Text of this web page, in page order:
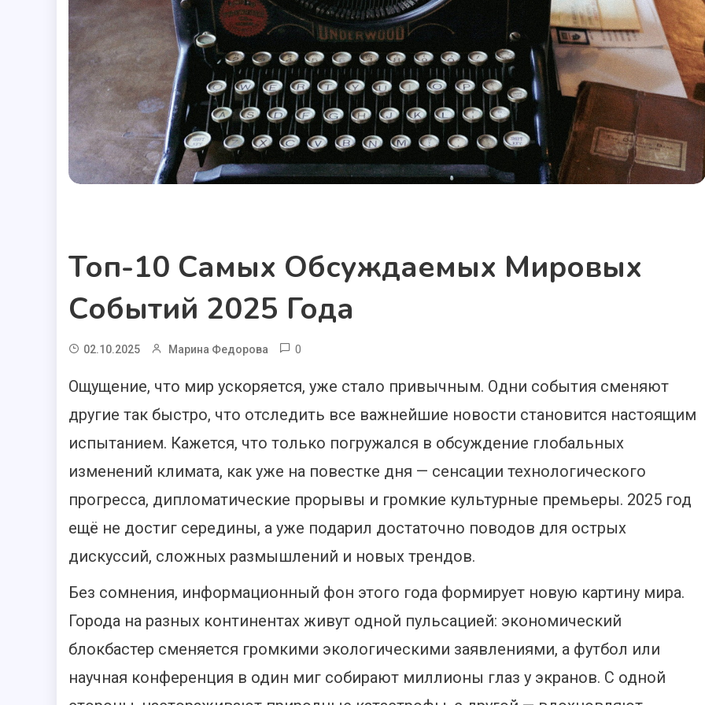
Топ-10 Самых Обсуждаемых Мировых
Событий 2025 Года
02.10.2025 Марина Федорова 0
Ощущение, что мир ускоряется, уже стало привычным. Одни события сменяют
другие так быстро, что отследить все важнейшие новости становится настоящим
испытанием. Кажется, что только погружался в обсуждение глобальных
изменений климата, как уже на повестке дня — сенсации технологического
прогресса, дипломатические прорывы и громкие культурные премьеры. 2025 год
ещё не достиг середины, а уже подарил достаточно поводов для острых
дискуссий, сложных размышлений и новых трендов.
Без сомнения, информационный фон этого года формирует новую картину мира.
Города на разных континентах живут одной пульсацией: экономический
блокбастер сменяется громкими экологическими заявлениями, а футбол или
научная конференция в один миг собирают миллионы глаз у экранов. С одной